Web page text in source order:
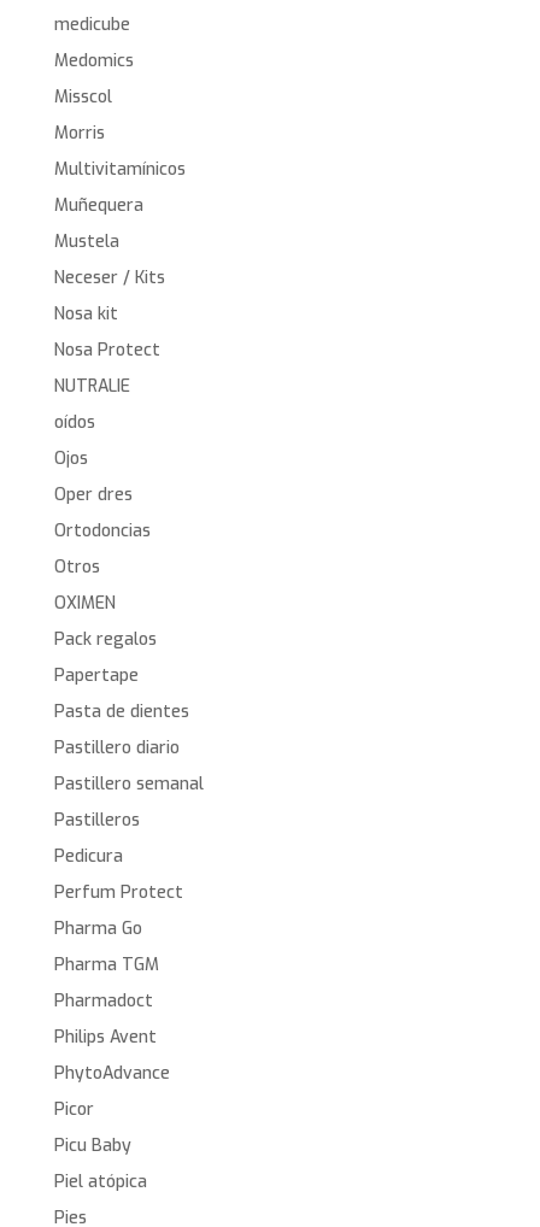
medicube
Medomics
Misscol
Morris
Multivitamínicos
Muñequera
Mustela
Neceser / Kits
Nosa kit
Nosa Protect
NUTRALIE
oídos
Ojos
Oper dres
Ortodoncias
Otros
OXIMEN
Pack regalos
Papertape
Pasta de dientes
Pastillero diario
Pastillero semanal
Pastilleros
Pedicura
Perfum Protect
Pharma Go
Pharma TGM
Pharmadoct
Philips Avent
PhytoAdvance
Picor
Picu Baby
Piel atópica
Pies